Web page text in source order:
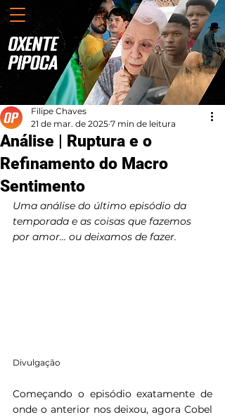
Análise | Ruptura e o
Refinamento do Macro
Sentimento
Filipe Chaves
21 de mar. de 2025 7 min de leitura
Uma análise do último episódio da
temporada e as coisas que fazemos
por amor... ou deixamos de fazer.
Divulgação
Começando o episódio exatamente de
onde o anterior nos deixou, agora Cobel